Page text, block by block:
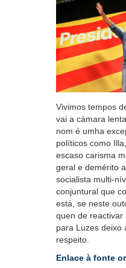
Vivimos tempos
vai a cámara
nom é umha
políticos como
escaso carisma
geral e demérito
socialista multi-
conjuntural que
está, se neste
quen de reactivar
para Luzes deixo
respeito.
Enlace à fonte